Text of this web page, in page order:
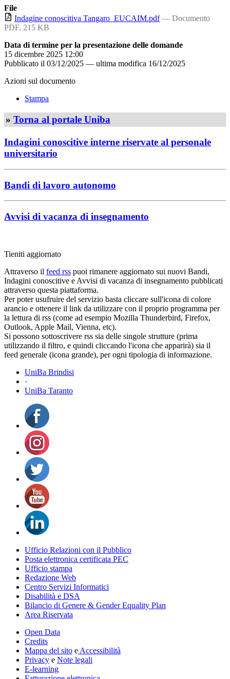
File
Indagine conoscitiva Tangaro_EUCAIM.pdf — Documento
PDF, 215 KB
Data di termine per la presentazione delle domande
15 dicembre 2025 12:00
Pubblicato il 03/12/2025 — ultima modifica 16/12/2025
Azioni sul documento
Stampa
» Torna al portale Uniba
Indagini conoscitive interne riservate al personale
universitario
Bandi di lavoro autonomo
Avvisi di vacanza di insegnamento
Tieniti aggiornato
Attraverso il feed rss puoi rimanere aggiornato sui nuovi Bandi,
Indagini conoscitive e Avvisi di vacanza di insegnamento pubblicati
attraverso questa piattaforma.
Per poter usufruire del servizio basta cliccare sull'icona di colore
arancio e ottenere il link da utilizzare con il proprio programma per
la lettura di rss (come ad esempio Mozilla Thunderbird, Firefox,
Outlook, Apple Mail, Vienna, etc).
Si possono sottoscrivere rss sia delle singole strutture (prima
utilizzando il filtro, e quindi cliccando l'icona che apparirà) sia il
feed generale (icona grande), per ogni tipologia di informazione.
UniBa Brindisi
·
UniBa Taranto
Ufficio Relazioni con il Pubblico
Posta elettronica certificata PEC
Ufficio stampa
Redazione Web
Centro Servizi Informatici
Disabilità e DSA
Bilancio di Genere & Gender Equality Plan
Area Riservata
Open Data
Credits
Mappa del sito e Accessibilità
Privacy e Note legali
E-learning